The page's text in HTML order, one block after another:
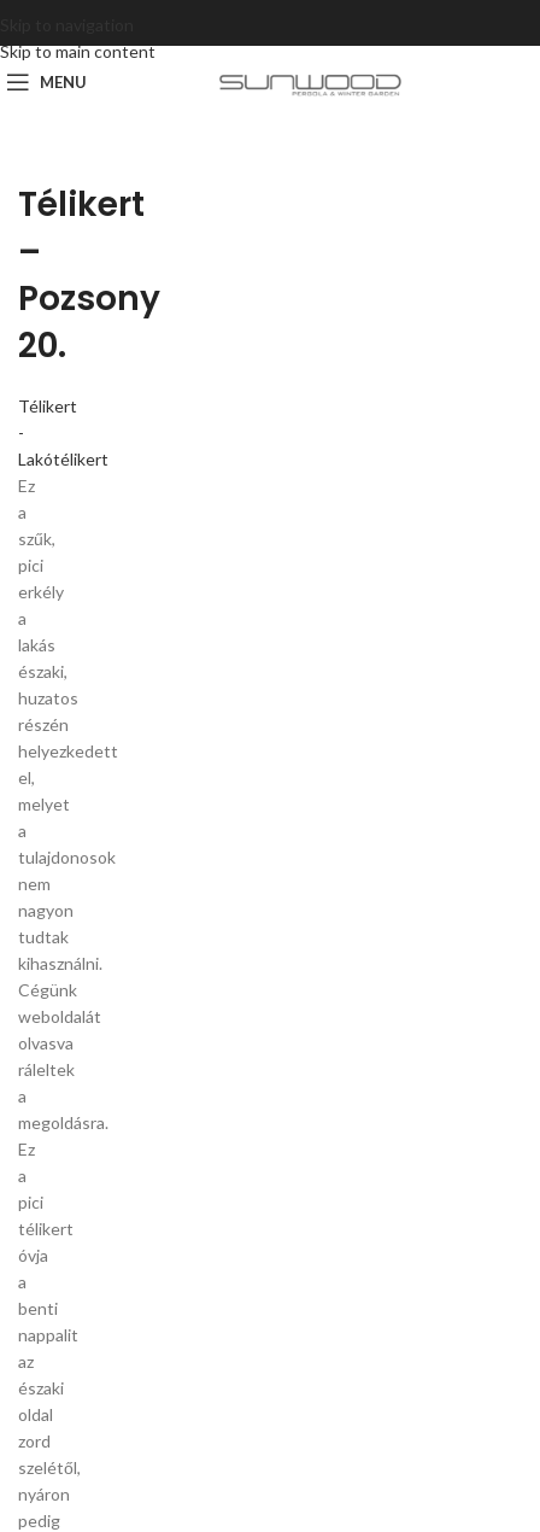
Skip to main content
MENU
Télikert
–
Pozsony
20.
Télikert
-
Lakótélikert
Ez
a
szűk,
pici
erkély
a
lakás
északi,
huzatos
részén
helyezkedett
el,
melyet
a
tulajdonosok
nem
nagyon
tudtak
kihasználni.
Cégünk
weboldalát
olvasva
ráleltek
a
megoldásra.
Ez
a
pici
télikert
óvja
a
benti
nappalit
az
északi
oldal
zord
szelétől,
nyáron
pedig